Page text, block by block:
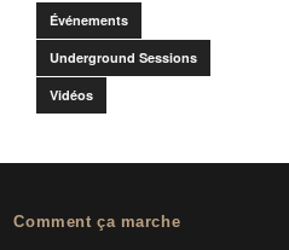
Événements
Underground Sessions
Vidéos
Comment ça marche